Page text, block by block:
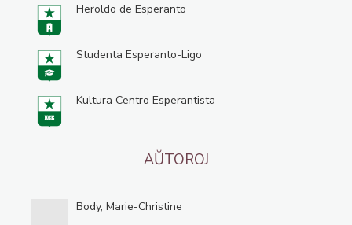
Heroldo de Esperanto
Studenta Esperanto-Ligo
Kultura Centro Esperantista
AŬTOROJ
Body, Marie-Christine